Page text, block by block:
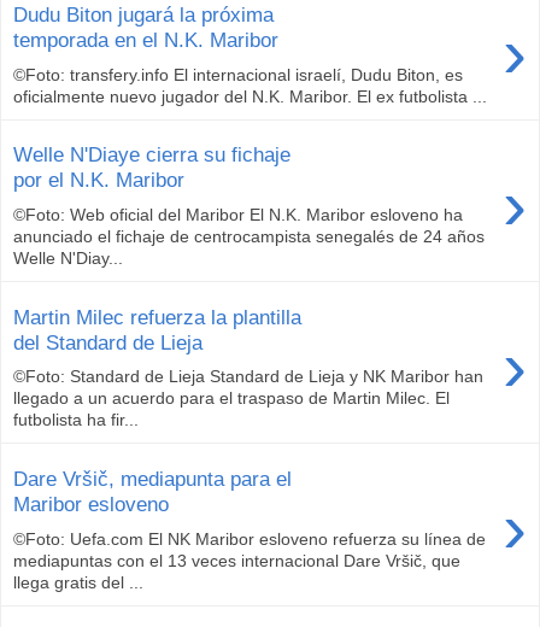
Dudu Biton jugará la próxima
temporada en el N.K. Maribor
›
©Foto: transfery.info El internacional israelí, Dudu Biton, es
oficialmente nuevo jugador del N.K. Maribor. El ex futbolista ...
Welle N'Diaye cierra su fichaje
por el N.K. Maribor
›
©Foto: Web oficial del Maribor El N.K. Maribor esloveno ha
anunciado el fichaje de centrocampista senegalés de 24 años
Welle N'Diay...
Martin Milec refuerza la plantilla
del Standard de Lieja
›
©Foto: Standard de Lieja Standard de Lieja y NK Maribor han
llegado a un acuerdo para el traspaso de Martin Milec. El
futbolista ha fir...
Dare Vršič, mediapunta para el
Maribor esloveno
›
©Foto: Uefa.com El NK Maribor esloveno refuerza su línea de
mediapuntas con el 13 veces internacional Dare Vršič, que
llega gratis del ...